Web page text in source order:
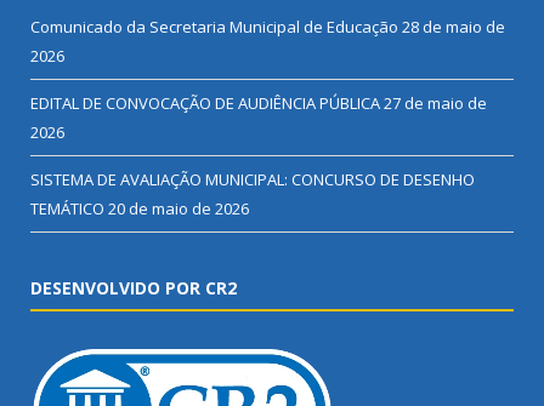
Comunicado da Secretaria Municipal de Educação 28 de maio de
2026
EDITAL DE CONVOCAÇÃO DE AUDIÊNCIA PÚBLICA27 de maio de
2026
SISTEMA DE AVALIAÇÃO MUNICIPAL: CONCURSO DE DESENHO
TEMÁTICO 20 de maio de 2026
DESENVOLVIDO POR CR2